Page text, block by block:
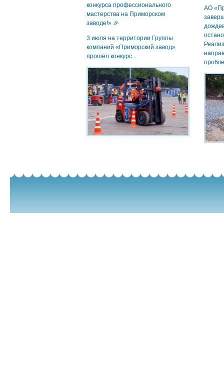
конкурса профессионального
мастерства на Приморском
заводе!» 🎉
3 июля на территории Группы
компаний «Приморский завод»
прошёл конкурс...
АО